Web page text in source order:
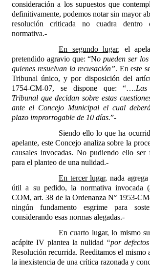
consideración a los supuestos que
definitivamente, podemos notar sin mayor
resolución criticada no cuadra dentro
normativa.-
En segundo lugar, el
pretendido agravio que: “No pueden ser
quienes resuelvan la recusación”. En este
Tribunal único, y por disposición del
1754-CM-07, se dispone que: “….
Tribunal que decidan sobre estas
ante el Concejo Municipal el cual
plazo improrrogable de 10 días.”-
Siendo ello lo que ha
apelante, este Concejo analiza sobre la
causales invocadas. No pudiendo ello ser
para el planteo de una nulidad.-
En tercer lugar, nada
útil a su pedido, la normativa invocada
COM, art. 38 de la Ordenanza N° 1953-
ningún fundamento esgrime para
considerando esas normas alegadas.-
En cuarto lugar, lo mismo
acápite IV plantea la nulidad “por
Resolución recurrida. Reeditamos el mismo
la inexistencia de una crítica razonada y